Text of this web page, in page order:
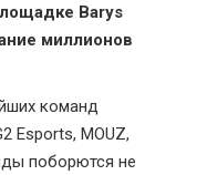
Barys
миллионов
команд
Esports, MOUZ,
поборются не